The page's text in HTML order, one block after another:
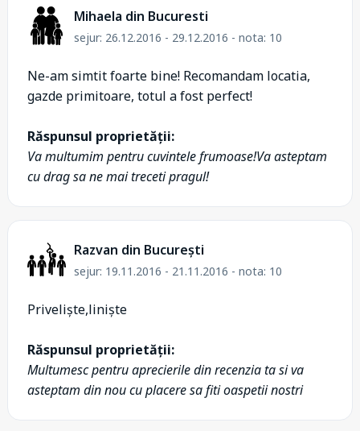
Mihaela din Bucuresti
sejur: 26.12.2016 - 29.12.2016 - nota: 10
Ne-am simtit foarte bine! Recomandam locatia,
gazde primitoare, totul a fost perfect!
Răspunsul proprietății:
Va multumim pentru cuvintele frumoase!Va asteptam
cu drag sa ne mai treceti pragul!
Razvan din București
sejur: 19.11.2016 - 21.11.2016 - nota: 10
Priveliște,liniște
Răspunsul proprietății:
Multumesc pentru aprecierile din recenzia ta si va
asteptam din nou cu placere sa fiti oaspetii nostri